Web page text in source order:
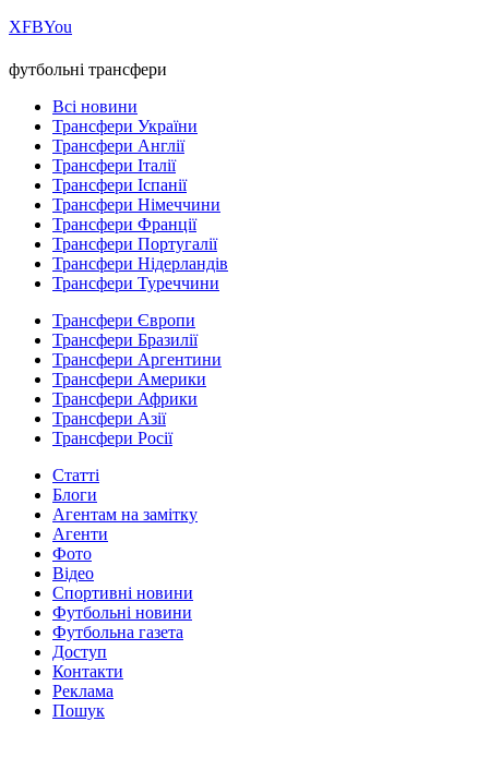
ХFBYou
футбольні трансфери
Всі новини
Трансфери України
Трансфери Англії
Трансфери Італії
Трансфери Іспанії
Трансфери Німеччини
Трансфери Франції
Трансфери Португалії
Трансфери Нідерландів
Трансфери Туреччини
Трансфери Європи
Трансфери Бразилії
Трансфери Аргентини
Трансфери Америки
Трансфери Африки
Трансфери Азії
Трансфери Росії
Статті
Блоги
Агентам на замітку
Агенти
Фото
Відео
Спортивні новини
Футбольні новини
Футбольна газета
Доступ
Контакти
Реклама
Пошук